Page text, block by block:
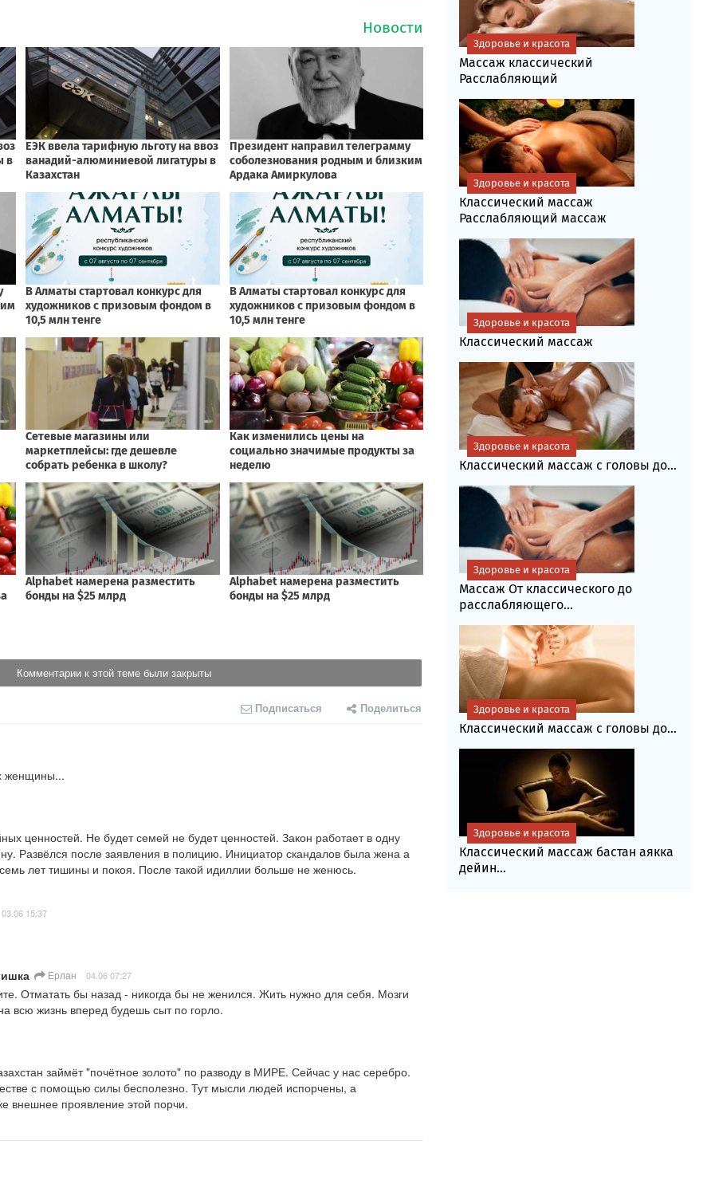
Комментарии к этой теме были закрыты
Подписаться Поделиться
женщины...
ценностей. Не будет семей не будет ценностей. Закон работает в одну
Развёлся после заявления в полицию. Инициатор скандалов была жена а
лет тишины и покоя. После такой идиллии больше не женюсь.
03.06 15:37
Ерлан 04.06 07:27
Отматать бы назад - никогда бы не женился. Жить нужно для себя. Мозги
всю жизнь вперед будешь сыт по горло.
займёт "почётное золото" по разводу в МИРЕ. Сейчас у нас серебро.
с помощью силы бесполезно. Тут мысли людей испорчены, а
внешнее проявление этой порчи.
Массаж классический
Расслабляющий
Здоровье и красота
Классический массаж
Расслабляющий массаж
Здоровье и красота
Классический массаж
Здоровье и красота
Классический массаж с головы до...
Здоровье и красота
Массаж От классического до
расслабляющего...
Здоровье и красота
Классический массаж с головы до...
Здоровье и красота
Классический массаж бастан аякка
дейин...
Здоровье и красота